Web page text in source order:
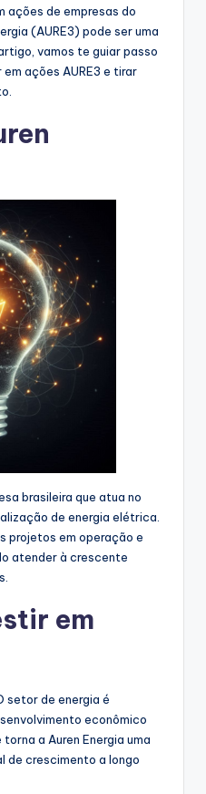
ações de empresas do
(AURE3) pode ser uma
vamos te guiar passo
ações AURE3 e tirar
brasileira que atua no
de energia elétrica.
projetos em operação e
atender à crescente
em
setor de energia é
econômico
a Auren Energia uma
de crescimento a longo